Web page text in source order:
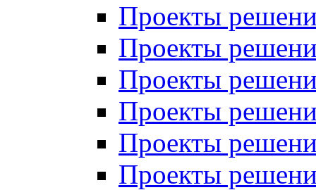
Проекты
Проекты
Проекты
Проекты
Проекты
Проекты